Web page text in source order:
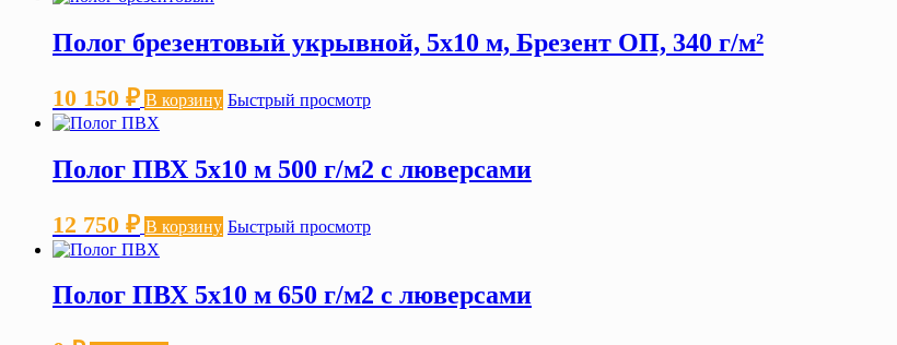
Полог брезентовый укрывной, 5х10 м, Брезент ОП, 340 г/м²
10 150 ₽ В корзину Быстрый просмотр
Полог ПВХ 5х10 м 500 г/м2 с люверсами
12 750 ₽ В корзину Быстрый просмотр
Полог ПВХ 5х10 м 650 г/м2 с люверсами